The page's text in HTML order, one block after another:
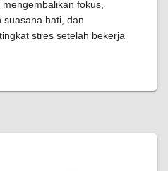
fokus,
suasana hati, dan
stres setelah bekerja